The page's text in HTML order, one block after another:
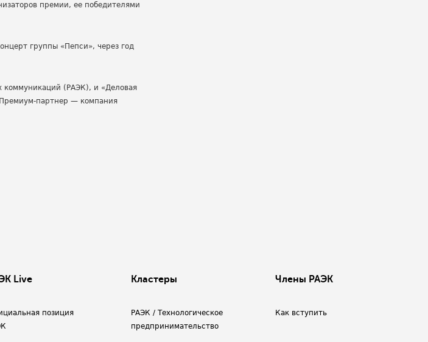
премии, ее победителями
группы «Пепси», через год
коммуникаций (РАЭК), и «Деловая
партнер — компания
Live
позиция
Кластеры
РАЭК / Технологическое
предпринимательство
Члены РАЭК
Как вступить